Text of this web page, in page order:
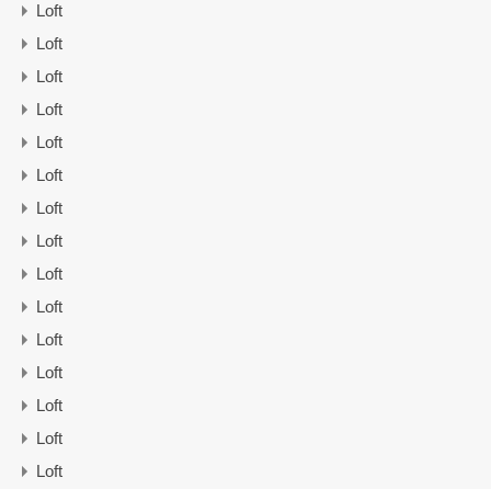
Loft
Loft
Loft
Loft
Loft
Loft
Loft
Loft
Loft
Loft
Loft
Loft
Loft
Loft
Loft